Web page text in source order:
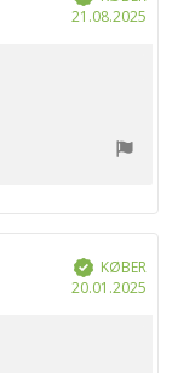
21.08.2025
Verificeret
KØBER
20.01.2025